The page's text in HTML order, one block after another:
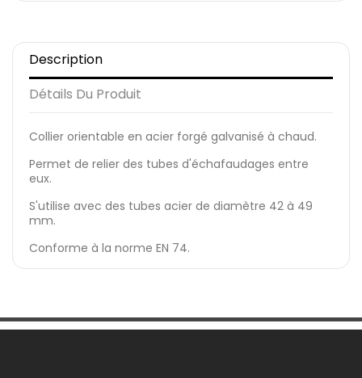
Description
Détails Du Produit
Collier orientable en acier forgé galvanisé à chaud.
Permet de relier des tubes d'échafaudages entre
eux.
S'utilise avec des tubes acier de diamètre 42 à 49
mm.
Conforme à la norme EN 74.